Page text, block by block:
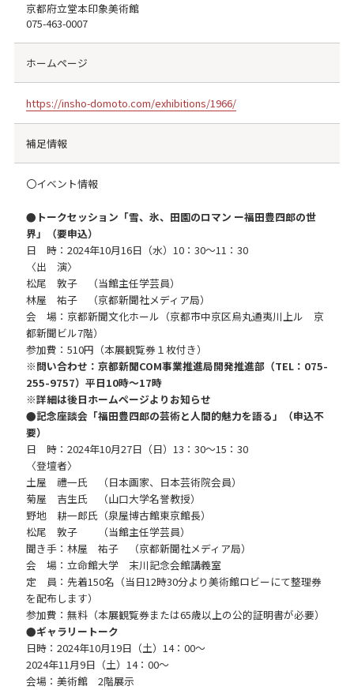
京都府立堂本印象美術館
075-463-0007
ホームページ
https://insho-domoto.com/exhibitions/1966/
補足情報
〇イベント情報
●トークセッション「雪、氷、田園のロマン ー福田豊四郎の世
界」（要申込）
日 時：2024年10月16日（水）10：30～11：30
〈出 演〉
松尾 敦子 （当館主任学芸員）
林屋 祐子 （京都新聞社メディア局）
会 場：京都新聞文化ホール（京都市中京区烏丸通夷川上ル 京
都新聞ビル7階）
参加費：510円（本展観覧券１枚付き）
※問い合わせ ：京都新聞COM事業推進局開発推進部（TEL：075-
255-9757）平日10時～17時
※詳細は後日ホームページよりお知らせ
●記念座談会「福田豊四郎の芸術と人間的魅力を語る」（申込不
要）
日 時：2024年10月27日（日）13：30～15：30
〈登壇者〉
土屋 禮一氏 （日本画家、日本芸術院会員）
菊屋 吉生氏 （山口大学名誉教授）
野地 耕一郎氏（泉屋博古館東京館長）
松尾 敦子 （当館主任学芸員）
聞き手：林屋 祐子 （京都新聞社メディア局）
会 場：立命館大学 末川記念会館講義室
定 員：先着150名（当日12時30分より美術館ロビーにて整理券
を配布します）
参加費：無料（本展観覧券または65歳以上の公的証明書が必要）
●ギャラリートーク
日時：2024年10月19日（土）14：00～
2024年11月9日（土）14：00～
会場：美術館 2階展示